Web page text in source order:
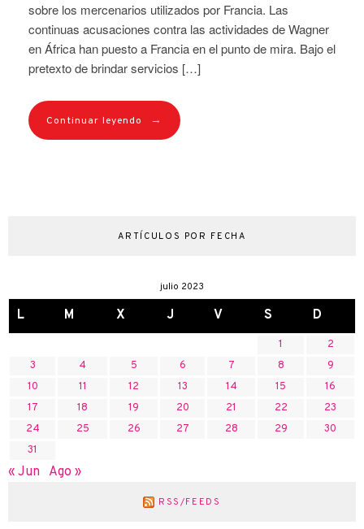
sobre los mercenarios utilizados por Francia. Las
continuas acusaciones contra las actividades de Wagner
en África han puesto a Francia en el punto de mira. Bajo el
pretexto de brindar servicios […]
Continuar leyendo →
ARTÍCULOS POR FECHA
julio 2023
L M X J V S D
1
2
3
4 5 6 7 8
9
10
11 12 13 14 15
16
17
18 19 20 21 22
23
24
25 26 27 28 29
30
31
« Jun Ago »
RSS/FEEDS